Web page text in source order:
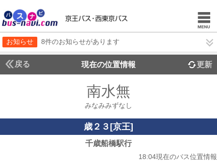
お知らせ 8件のお知らせがあります
戻る 現在の位置情報 更新
南水無
みなみみずなし
歳２３[京王]
千歳船橋駅行
18:04現在のバス位置情報